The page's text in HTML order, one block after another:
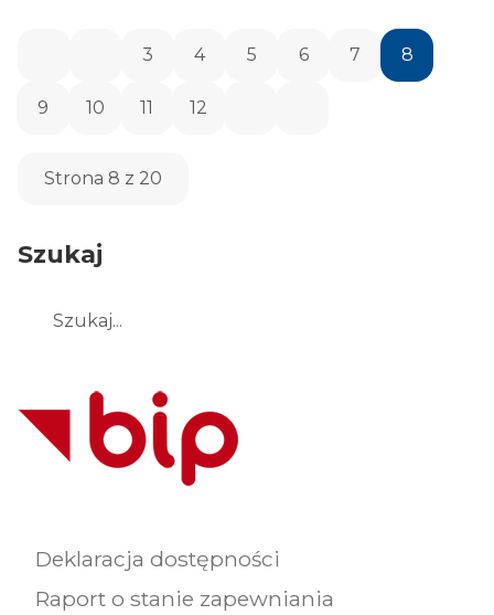
3 4 5 6 7 8
9 10 11 12
Strona 8 z 20
Szukaj
Deklaracja dostępności
Raport o stanie zapewniania